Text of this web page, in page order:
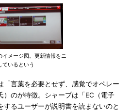
メージ図。更新情報をニ
いるという
言葉を必要とせず、感覚でオペレー
）のが特徴。シャープは「EC（電子
するユーザーが説明書を読まないのと